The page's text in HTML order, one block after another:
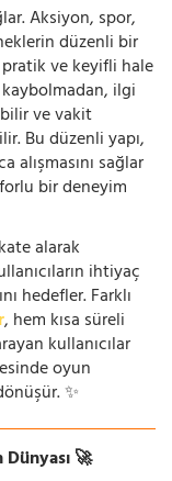
Aksiyon, spor,
düzenli bir
ve keyifli hale
ilgi
ve vakit
Bu düzenli yapı,
alışmasını sağlar
bir deneyim
alarak
ihtiyaç
hedefler. Farklı
, hem kısa süreli
kullanıcılar
oyun
✨
🚀